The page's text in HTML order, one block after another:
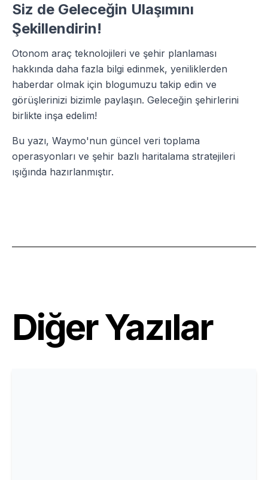
Siz de Geleceğin Ulaşımını
Şekillendirin!
Otonom araç teknolojileri ve şehir planlaması
hakkında daha fazla bilgi edinmek, yeniliklerden
haberdar olmak için blogumuzu takip edin ve
görüşlerinizi bizimle paylaşın. Geleceğin şehirlerini
birlikte inşa edelim!
Bu yazı, Waymo'nun güncel veri toplama
operasyonları ve şehir bazlı haritalama stratejileri
ışığında hazırlanmıştır.
Diğer Yazılar